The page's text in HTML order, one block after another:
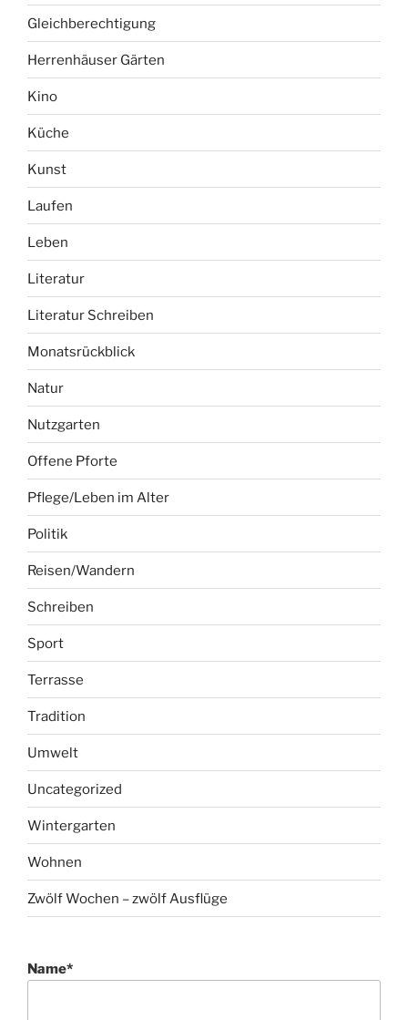
Gleichberechtigung
Herrenhäuser Gärten
Kino
Küche
Kunst
Laufen
Leben
Literatur
Literatur Schreiben
Monatsrückblick
Natur
Nutzgarten
Offene Pforte
Pflege/Leben im Alter
Politik
Reisen/Wandern
Schreiben
Sport
Terrasse
Tradition
Umwelt
Uncategorized
Wintergarten
Wohnen
Zwölf Wochen – zwölf Ausflüge
Name*